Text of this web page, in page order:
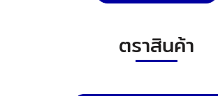
ตราสินค้า